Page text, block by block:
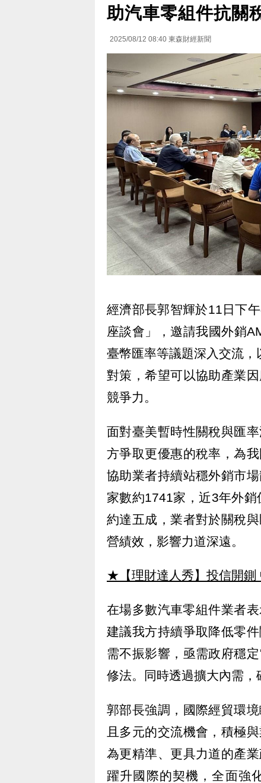
助汽車零組件抗關
2025/08/12 08:40 東森財經新聞
經濟部長郭智輝於11日下
座談會」，邀請我國外銷
臺幣匯率等議題深入交流
對策，希望可以協助產業
競爭力。
面對臺美暫時性關稅與匯
方爭取更優惠的稅率，為
協助業者持續站穩外銷市
家數約1741家，近3年外
約達五成，業者對於關稅
營績效，影響力道深遠。
★【理財達人秀】投信開鍘
在場多數汽車零組件業者
建議我方持續爭取降低零
需不振影響，亟需政府穩
修法。同時透過擴大內需，
郭部長強調，國際經貿環
且多元的交流機會，積極
為更精準、更具力道的產
躍升國際的契機，全面強